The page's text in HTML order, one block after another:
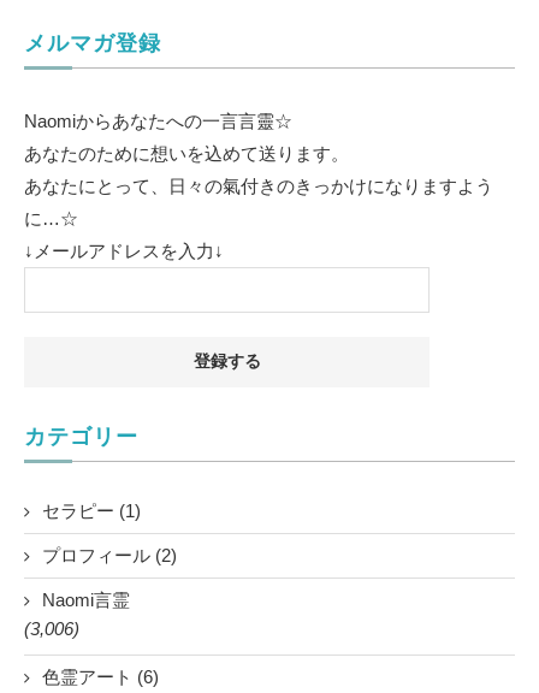
メルマガ登録
Naomiからあなたへの一言言靈☆
あなたのために想いを込めて送ります。
あなたにとって、日々の氣付きのきっかけになりますよう
に…☆
↓メールアドレスを入力↓
カテゴリー
セラピー (1)
プロフィール (2)
Naomi言霊
(3,006)
色霊アート (6)